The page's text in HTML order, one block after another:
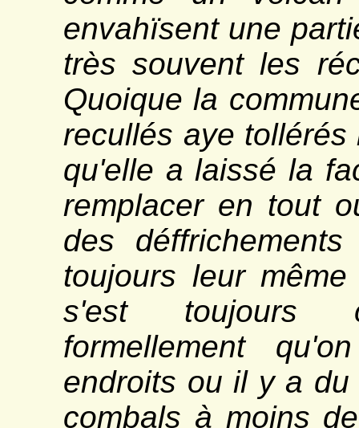
envahïsent une
très souvent les
Quoique la
recullés aye
qu'elle a laissé la
remplacer en tout
des
toujours leur
s'est toujours
formellement
endroits ou il y a
combals à moins